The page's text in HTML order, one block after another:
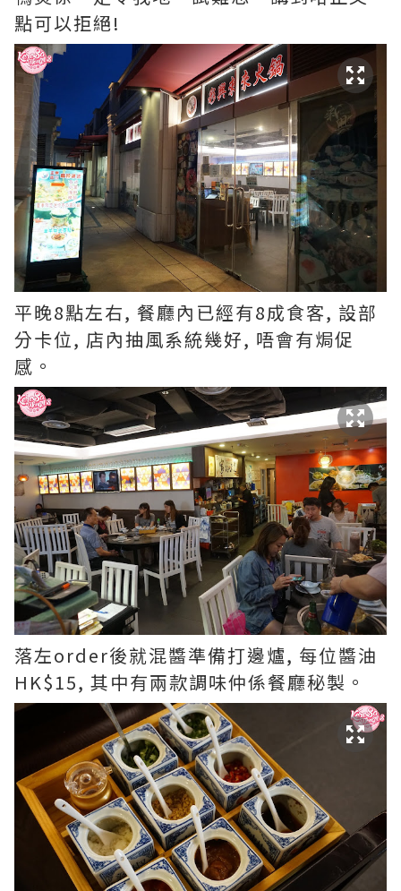
點可以拒絕!
平晚8點左右, 餐廳內已經有8成食客, 設部
分卡位, 店內抽風系統幾好, 唔會有焗促
感。
落左order後就混醬準備打邊爐, 每位醬油
HK$15, 其中有兩款調味仲係餐廳秘製。